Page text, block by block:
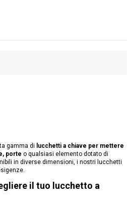
gamma di lucchetti a chiave per mettere
porte o qualsiasi elemento dotato di
in diverse dimensioni, i nostri lucchetti
il tuo lucchetto a